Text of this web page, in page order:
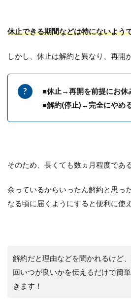
休止できる期間などは特にないよう
しかし、休止は解約と異なり、再開
■休止→再開を前提にお休
■解約(停止)→完全にやめ
そのため、長くても数ヵ月程度であ
余っているからいったん解約と思っ
なる頃に届くようにすると便利に使
解約だと理由などを聞かれるけど
回いつが良いかを伝えるだけで簡
きます！